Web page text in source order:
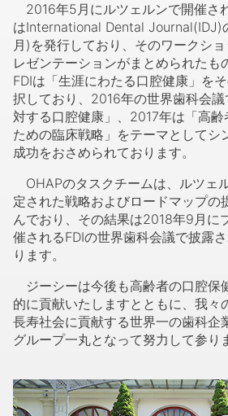
2016年5月にルツェルンで開催さ
はInternational Dental Journal(IDJ)
月)を発行しており、そのワークシ
レゼンテーションがまとめられたも
FDIは「生涯にわたる口腔健康」を
択しており、2016年の世界歯科会
対する口腔健康」、2017年は「高
ための臨床戦略」をテーマとしてシ
成功をおさめられております。
OHAPのタスクチームは、ルツェ
定された戦略およびロードマップの
んでおり、その結果は2018年9月に
催されるFDIの世界歯科会議で披露
ります。
ジーシーは今後も高齢者の口腔保
的に貢献いたしますとともに、我々
長寿社会に貢献する世界一の歯科企
グループ一丸となって努力して参り